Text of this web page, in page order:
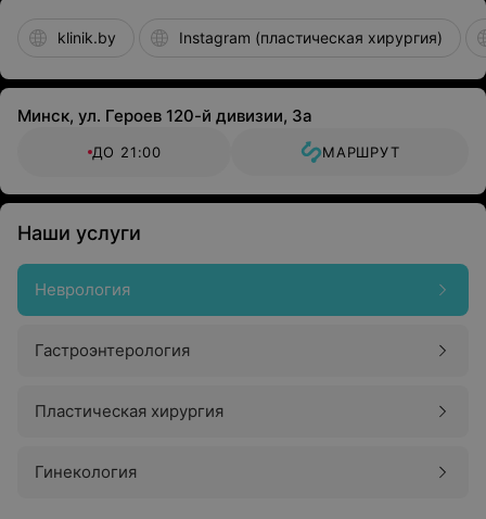
klinik.by Instagram (пластическая хирургия)
Минск, ул. Героев 120-й дивизии, 3а
ДО 21:00 МАРШРУТ
Наши услуги
Неврология
Гастроэнтерология
Пластическая хирургия
Гинекология